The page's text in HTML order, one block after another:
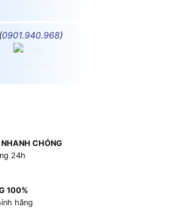
(0901.940.968)
CHÓNG
24h
100%
hãng